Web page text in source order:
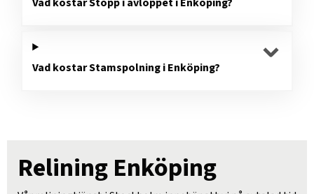
Vad kostar Stamspolning i Enköping?
Relining Enköping